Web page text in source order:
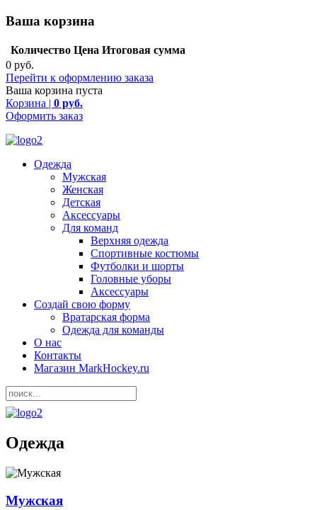
Ваша корзина
Количество Цена Итоговая сумма
0 руб.
Перейти к оформлению заказа
Ваша корзина пуста
Корзина | 0 руб.
Оформить заказ
Одежда
Мужская
Женская
Детская
Аксессуары
Для команд
Верхняя одежда
Спортивные костюмы
Футболки и шорты
Головные уборы
Аксессуары
Создай свою форму
Вратарская форма
Одежда для команды
О нас
Контакты
Магазин MarkHockey.ru
Одежда
Мужская